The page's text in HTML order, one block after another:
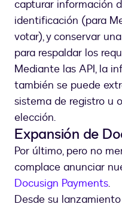
capturar información
identificación (para
votar), y conservar
para respaldar los
Mediante las API, la
también se puede
sistema de registro u
elección.
Expansión de
Por último, pero no
complace anunciar
Docusign Payments.
Desde su